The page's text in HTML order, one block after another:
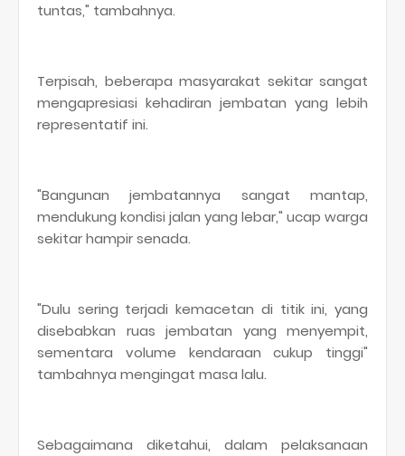
tuntas," tambahnya.
Terpisah, beberapa masyarakat sekitar sangat
mengapresiasi kehadiran jembatan yang lebih
representatif ini.
"Bangunan jembatannya sangat mantap,
mendukung kondisi jalan yang lebar," ucap warga
sekitar hampir senada.
"Dulu sering terjadi kemacetan di titik ini, yang
disebabkan ruas jembatan yang menyempit,
sementara volume kendaraan cukup tinggi"
tambahnya mengingat masa lalu.
Sebagaimana diketahui, dalam pelaksanaan